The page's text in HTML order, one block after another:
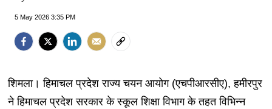
5 May 2026 3:35 PM
शिमला। हिमाचल प्रदेश राज्य चयन आयोग (एचपीआरसीए), हमीरपुर
ने हिमाचल प्रदेश सरकार के स्कूल शिक्षा विभाग के तहत विभिन्न